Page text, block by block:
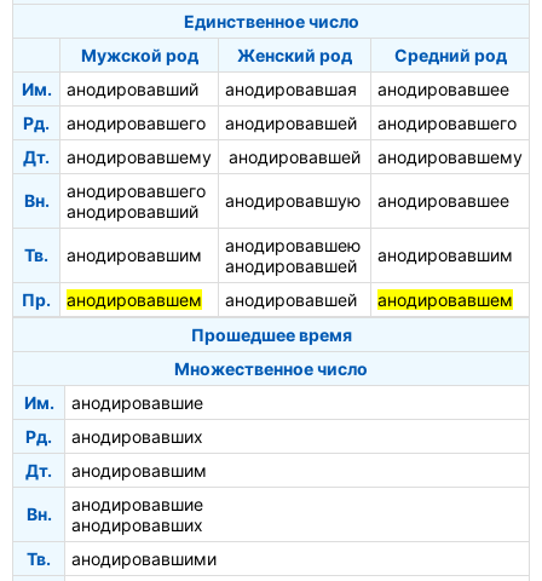
Единственное число
Мужской род
Женский род
Средний род
Им.
анодировавший анодировавшая
анодировавшее
Рд.
анодировавшего анодировавшей
анодировавшего
Дт.
анодировавшему анодировавшей анодировавшему
Вн.
анодировавшего
анодировавший
анодировавшую анодировавшее
Тв. анодировавшим
анодировавшею
анодировавшей
анодировавшим
Пр. анодировавшем анодировавшей
анодировавшем
Прошедшее время
Множественное число
Им.
анодировавшие
Рд.
анодировавших
Дт.
анодировавшим
Вн.
анодировавшие
анодировавших
Тв.
анодировавшими